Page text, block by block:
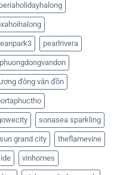
pearlrivera
phuongdongvandon
đông vân đồn
sonasea sparkling
sun grand city theflamevine
vinhomes